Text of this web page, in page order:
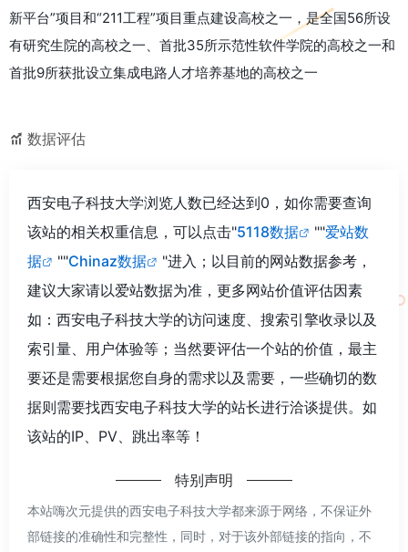
新平台”项目和“211工程”项目重点建设高校之一，是全国56所设
有研究生院的高校之一、首批35所示范性软件学院的高校之一和
首批9所获批设立集成电路人才培养基地的高校之一
数据评估
西安电子科技大学浏览人数已经达到0，如你需要查询
该站的相关权重信息，可以点击"5118数据 ""爱站数
据
""Chinaz数据
"进入；以目前的网站数据参考，
建议大家请以爱站数据为准，更多网站价值评估因素
如：西安电子科技大学的访问速度、搜索引擎收录以及
索引量、用户体验等；当然要评估一个站的价值，最主
要还是需要根据您自身的需求以及需要，一些确切的数
据则需要找西安电子科技大学的站长进行洽谈提供。如
该站的IP、PV、跳出率等！
特别声明
本站嗨次元提供的西安电子科技大学都来源于网络，不保证外
部链接的准确性和完整性，同时，对于该外部链接的指向，不